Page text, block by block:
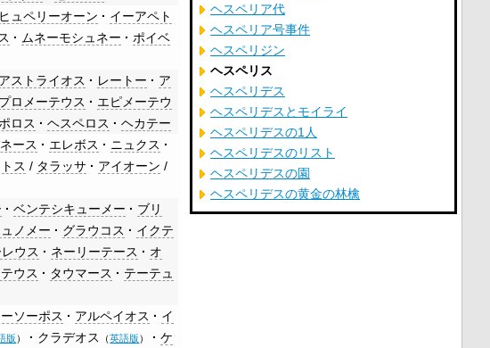
ヒュペリーオーン
イーアペト
ムネーモシュネー
ポイベ
アストライオス レートー
ア
プロメーテウス
エピメーテウ
ロス ヘスペロス ヘカテー
ース エレボス
ニュクス
ス / タラッサ アイオーン /
ベンテシキューメー
ブリ
ノメー グラウコス
イクテ
ウス ネーリーテース
オ
ウス タウマース
テーテュ
ソーポス アルペイオス
イ
版） クラデオス （英語版）
ケ
ヘスペリア代
ヘスペリア号事件
ヘスペリジン
ヘスペリス
ヘスペリデス
ヘスペリデスとモイライ
ヘスペリデスの1人
ヘスペリデスのリスト
ヘスペリデスの園
ヘスペリデスの黄金の林檎